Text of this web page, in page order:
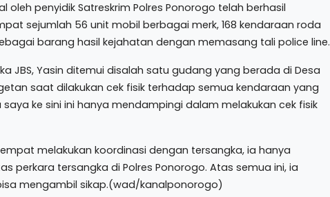
oleh penyidik Satreskrim Polres Ponorogo telah berhasil
sejumlah 56 unit mobil berbagai merk, 168 kendaraan roda
barang hasil kejahatan dengan memasang tali police line.
JBS, Yasin ditemui disalah satu gudang yang berada di Desa
saat dilakukan cek fisik terhadap semua kendaraan yang
ke sini ini hanya mendampingi dalam melakukan cek fisik
melakukan koordinasi dengan tersangka, ia hanya
perkara tersangka di Polres Ponorogo. Atas semua ini, ia
mengambil sikap.(wad/kanalponorogo)